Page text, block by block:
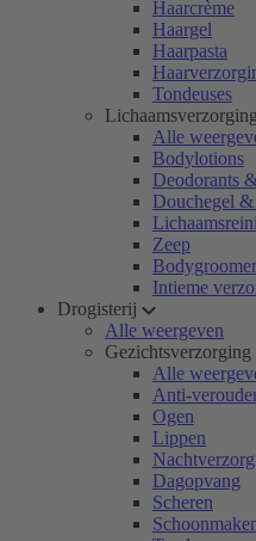
Haarcrème
Haargel
Haarpasta
Tondeuses
Lichaamsverzorging
Alle
Bodylotions
Deodorants
Douchegel
Zeep
Intieme
Drogisterij
Alle weergeven
Gezichtsverzorging
Alle
Anti-
Ogen
Lippen
Dagopvang
Scheren